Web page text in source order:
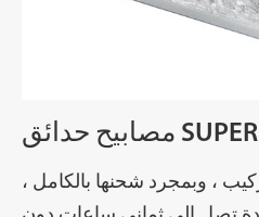
، وبمجرد شحنها بالكامل ،